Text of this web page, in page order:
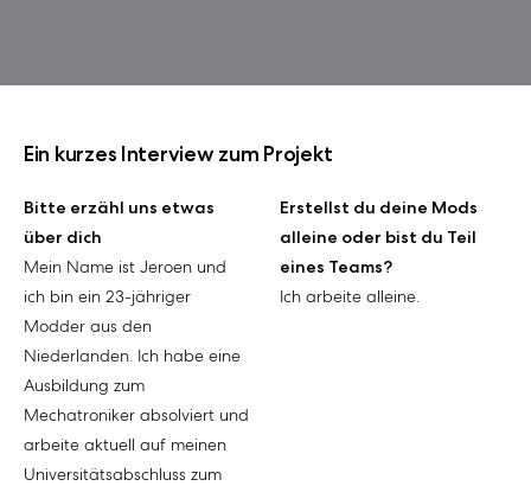
Ein kurzes Interview zum Projekt
Bitte erzähl uns etwas
über dich
Mein Name ist Jeroen und
ich bin ein 23-jähriger
Modder aus den
Niederlanden. Ich habe eine
Ausbildung zum
Mechatroniker absolviert und
arbeite aktuell auf meinen
Universitätsabschluss zum
Erstellst du deine Mods
alleine oder bist du Teil
eines Teams?
Ich arbeite alleine.